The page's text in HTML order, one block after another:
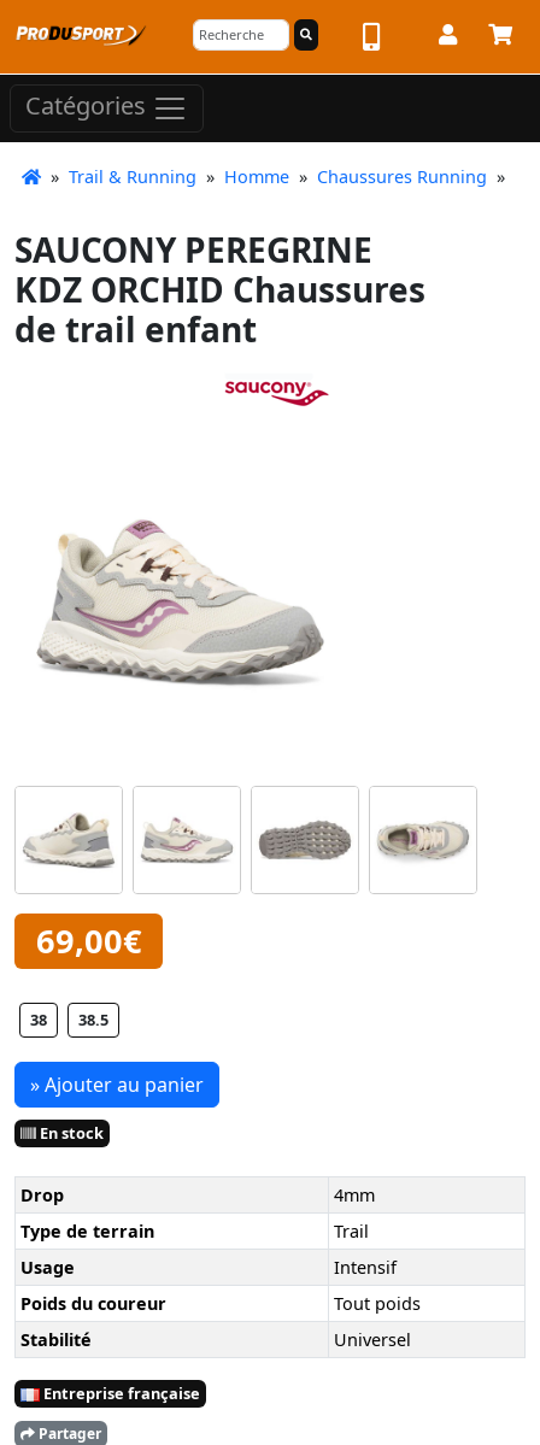
Catégories
» Trail & Running » Homme » Chaussures Running »
SAUCONY PEREGRINE
KDZ ORCHID Chaussures
de trail enfant
69,00€
38 38.5
» Ajouter au panier
En stock
Drop
4mm
Type de terrain
Trail
Usage
Intensif
Poids du coureur
Tout poids
Stabilité
Universel
Entreprise française
Partager